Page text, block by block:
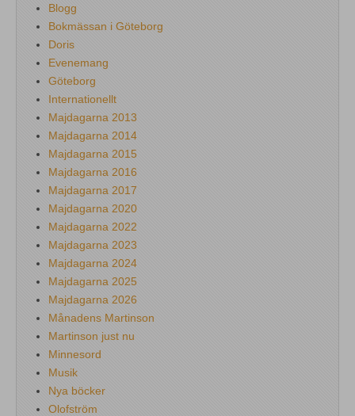
Blogg
Bokmässan i Göteborg
Doris
Evenemang
Göteborg
Internationellt
Majdagarna 2013
Majdagarna 2014
Majdagarna 2015
Majdagarna 2016
Majdagarna 2017
Majdagarna 2020
Majdagarna 2022
Majdagarna 2023
Majdagarna 2024
Majdagarna 2025
Majdagarna 2026
Månadens Martinson
Martinson just nu
Minnesord
Musik
Nya böcker
Olofström